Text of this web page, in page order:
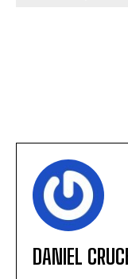
DANIEL
Jurnalist sportiv